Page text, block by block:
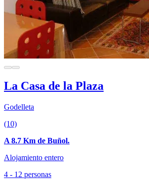
La Casa de la Plaza
Godelleta
(10)
A 8.7 Km de Buñol.
Alojamiento entero
4 - 12 personas